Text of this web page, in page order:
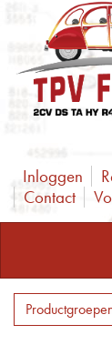
Inloggen
Contact